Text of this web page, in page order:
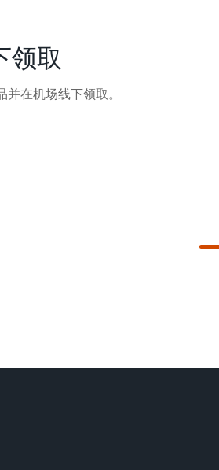
领取
在机场线下领取。
即预订 Escape
息室
楼，体验最新的按次付费贵宾休息室。
。立即订购